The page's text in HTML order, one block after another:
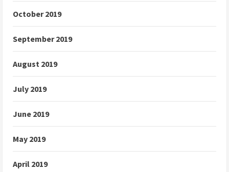
October 2019
September 2019
August 2019
July 2019
June 2019
May 2019
April 2019